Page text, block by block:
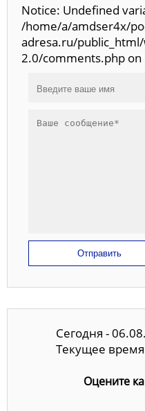
Notice: Undefined
/home/a/amdser4x/
adresa.ru/
2.0/comments.php on
Отправить
Сегодня -
Текущее
Оцените